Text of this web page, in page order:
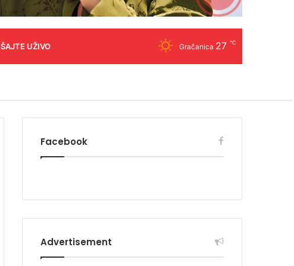
UŽIVO Gračanica 27 ℃
Facebook
Advertisement